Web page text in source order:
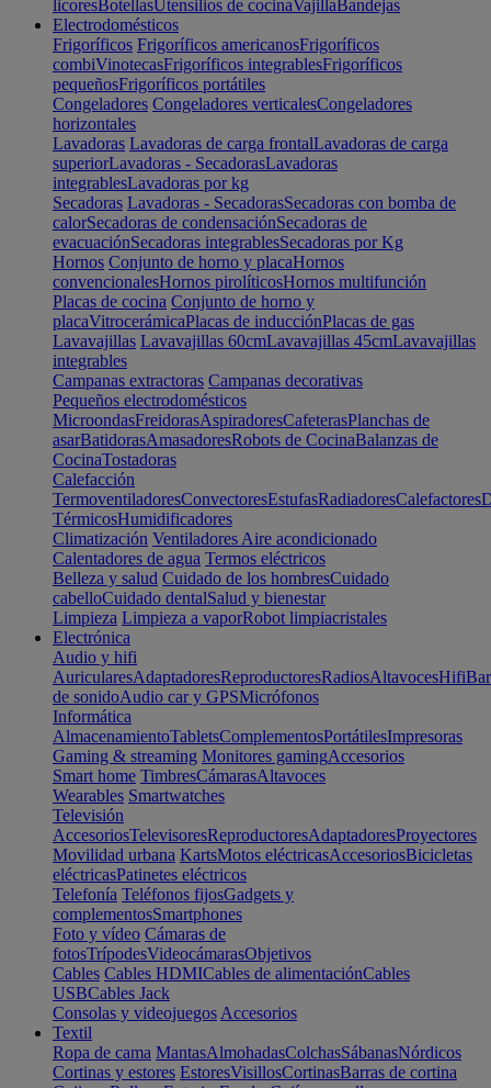
licoresBotellasUtensilios de cocinaVajillaBandejas
Electrodomésticos
Frigoríficos Frigoríficos americanosFrigoríficos
combiVinotecasFrigoríficos integrablesFrigoríficos
pequeñosFrigoríficos portátiles
Congeladores Congeladores verticalesCongeladores
horizontales
Lavadoras Lavadoras de carga frontalLavadoras de carga
superiorLavadoras - SecadorasLavadoras
integrablesLavadoras por kg
Secadoras Lavadoras - SecadorasSecadoras con bomba de
calorSecadoras de condensaciónSecadoras de
evacuaciónSecadoras integrablesSecadoras por Kg
Hornos Conjunto de horno y placaHornos
convencionalesHornos pirolíticosHornos multifunción
Placas de cocina Conjunto de horno y
placaVitrocerámicaPlacas de inducciónPlacas de gas
Lavavajillas Lavavajillas 60cmLavavajillas 45cmLavavajillas
integrables
Campanas extractoras Campanas decorativas
Pequeños electrodomésticos
MicroondasFreidorasAspiradoresCafeterasPlanchas de
asarBatidorasAmasadoresRobots de CocinaBalanzas de
CocinaTostadoras
Calefacción
TermoventiladoresConvectoresEstufasRadiadoresCalefactores
TérmicosHumidificadores
Climatización Ventiladores Aire acondicionado
Calentadores de agua Termos eléctricos
Belleza y salud Cuidado de los hombresCuidado
cabelloCuidado dentalSalud y bienestar
Limpieza Limpieza a vaporRobot limpiacristales
Electrónica
Audio y hifi
AuricularesAdaptadoresReproductoresRadiosAltavocesHifi
de sonidoAudio car y GPSMicrófonos
Informática
AlmacenamientoTabletsComplementosPortátilesImpresoras
Gaming & streaming Monitores gamingAccesorios
Smart home TimbresCámarasAltavoces
Wearables Smartwatches
Televisión
AccesoriosTelevisoresReproductoresAdaptadoresProyectores
Movilidad urbana KartsMotos eléctricasAccesoriosBicicletas
eléctricasPatinetes eléctricos
Telefonía Teléfonos fijosGadgets y
complementosSmartphones
Foto y vídeo Cámaras de
fotosTrípodesVideocámarasObjetivos
Cables Cables HDMICables de alimentaciónCables
USBCables Jack
Consolas y videojuegos Accesorios
Textil
Ropa de cama MantasAlmohadasColchasSábanasNórdicos
Cortinas y estores EstoresVisillosCortinasBarras de cortina